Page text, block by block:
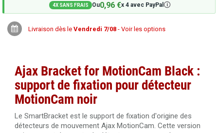
4X SANS FRAIS Ou0,96 €x 4 avec PayPal🛈
Livraison dès le Vendredi 7/08 - Voir les options
Ajax Bracket for MotionCam Black :
support de fixation pour détecteur
MotionCam noir
Le SmartBracket est le support de fixation d'origine des
détecteurs de mouvement Ajax MotionCam. Cette version